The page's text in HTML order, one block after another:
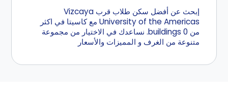
إبحث عن أفضل سكن طلاب قرب Vizcaya
University of the Americas مع كاسيتا في اكثر
من 0 buildings. نساعدك في الاختيار من مجموعة
متنوعة من الغرف و المميزات والأسعار